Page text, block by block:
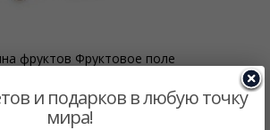
фруктов Фруктовое поле
и подарков в любую точку
мира!